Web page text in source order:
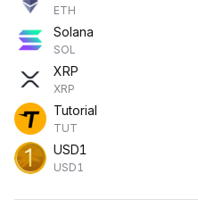
ETH
Solana
SOL
XRP
XRP
Tutorial
TUT
USD1
USD1